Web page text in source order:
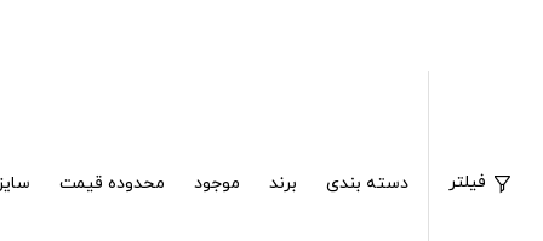
فیلتر دسته بندی برند موجود محدوده قیمت